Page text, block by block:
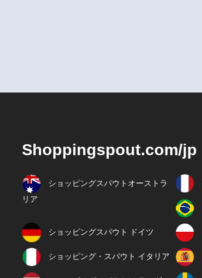
Shoppingspout.com/jp
ショッピングスパウトオーストラ
リア
ショッピングスパウト ドイツ
ショッピング・スパウト イタリア